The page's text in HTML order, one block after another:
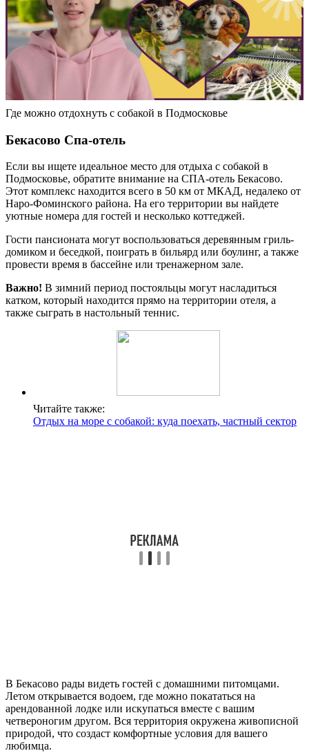
Где можно отдохнуть с собакой в Подмосковье
Бекасово Спа-отель
Если вы ищете идеальное место для отдыха с собакой в
Подмосковье, обратите внимание на СПА-отель Бекасово.
Этот комплекс находится всего в 50 км от МКАД, недалеко от
Наро-Фоминского района. На его территории вы найдете
уютные номера для гостей и несколько коттеджей.
Гости пансионата могут воспользоваться деревянным гриль-
домиком и беседкой, поиграть в бильярд или боулинг, а также
провести время в бассейне или тренажерном зале.
Важно! В зимний период постояльцы могут насладиться
катком, который находится прямо на территории отеля, а
также сыграть в настольный теннис.
Читайте также:
Отдых на море с собакой: куда поехать, частный сектор
В Бекасово рады видеть гостей с домашними питомцами.
Летом открывается водоем, где можно покататься на
арендованной лодке или искупаться вместе с вашим
четвероногим другом. Вся территория окружена живописной
природой, что создаст комфортные условия для вашего
любимца.